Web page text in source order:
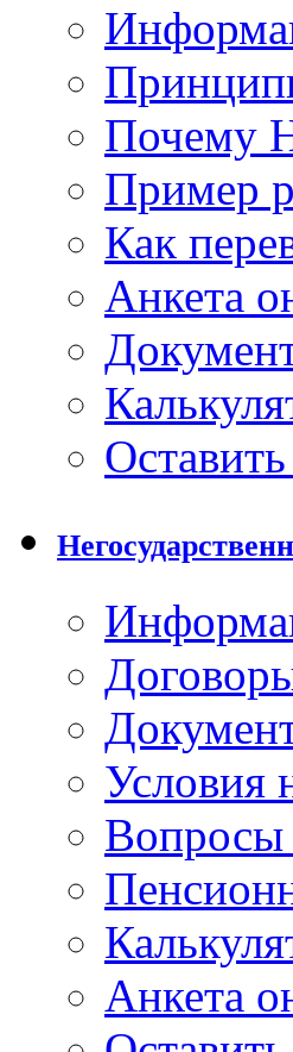
Почему
Пример
Как
Анкета
Условия
Вопросы
Анкета